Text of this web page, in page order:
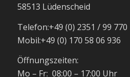
58513 Lüdenscheid
Telefon:+49 (0) 2351 / 99 770
Mobil:+49 (0) 170 58 06 936
Öffnungszeiten:
Mo – Fr: 08:00 – 17:00 Uhr